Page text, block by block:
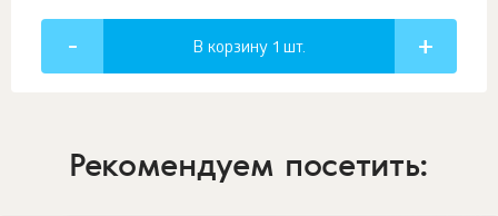
В корзину 1 шт.
Рекомендуем посетить: